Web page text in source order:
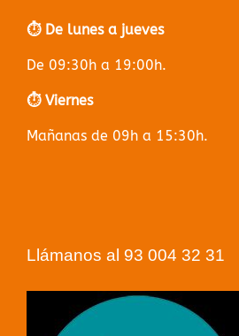
⏱️ De lunes a jueves
De 09:30h a 19:00h.
⏱️ Viernes
Mañanas de 09h a 15:30h.
Llámanos al 93 004 32 31